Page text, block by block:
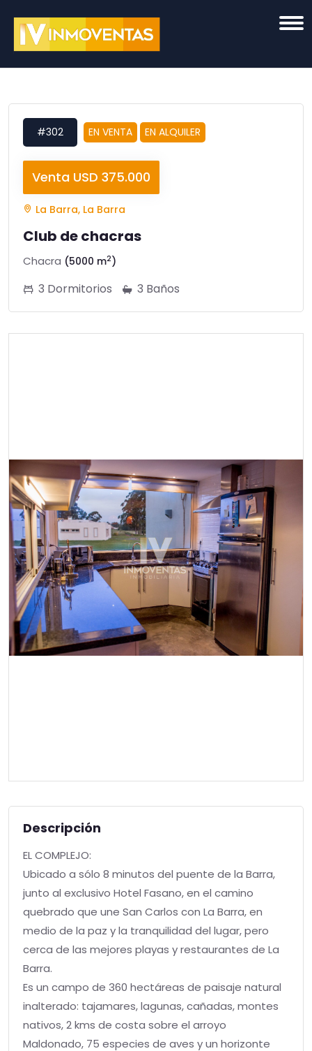
#302 EN VENTA EN ALQUILER
Venta USD 375.000
La Barra, La Barra
Club de chacras
Chacra (5000 m2)
3 Dormitorios 3 Baños
Descripción
EL COMPLEJO:
Ubicado a sólo 8 minutos del puente de la Barra,
junto al exclusivo Hotel Fasano, en el camino
quebrado que une San Carlos con La Barra, en
medio de la paz y la tranquilidad del lugar, pero
cerca de las mejores playas y restaurantes de La
Barra.
Es un campo de 360 hectáreas de paisaje natural
inalterado: tajamares, lagunas, cañadas, montes
nativos, 2 kms de costa sobre el arroyo
Maldonado, 75 especies de aves y un horizonte